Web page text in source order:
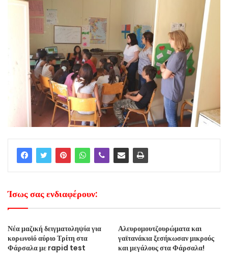
Ίσως σας ενδιαφέρουν:
Νέα μαζική δειγματοληψία για
κορωνοϊό αύριο Τρίτη στα
Φάρσαλα με rapid test
Αλευρομουτζουρώματα και
γαϊτανάκια ξεσήκωσαν μικρούς
και μεγάλους στα Φάρσαλα!